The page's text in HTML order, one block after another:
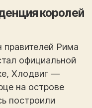
королей
правителей Рима
официальной
Хлодвиг —
на острове
построили